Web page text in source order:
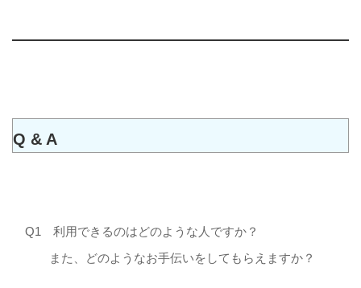
Q & A
Q1 利用できるのはどのような人ですか？
また、どのようなお手伝いをしてもらえますか？